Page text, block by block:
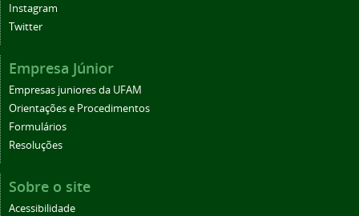
Instagram
Twitter
Empresa Júnior
Empresas juniores da UFAM
Orientações e Procedimentos
Formulários
Resoluções
Sobre o site
Acessibilidade